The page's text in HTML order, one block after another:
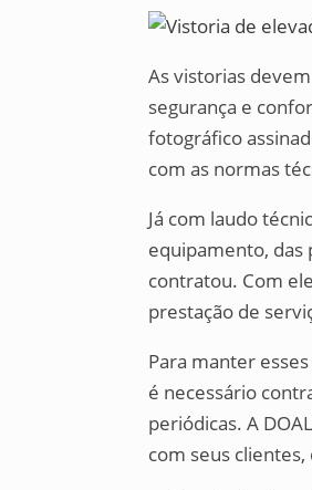
As vistorias
segurança e
fotográfico
com as normas
Já com laudo
equipamento, das
contratou. Com
prestação de
Para manter
é necessário
periódicas. A
com seus